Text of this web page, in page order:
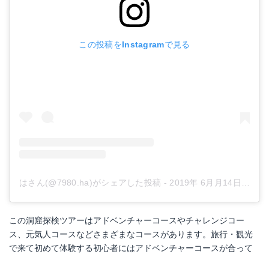
この投稿をInstagramで見る
はさん(@7980.ha)がシェアした投稿 - 2019年 6月月14日午後5時44分PDT
この洞窟探検ツアーはアドベンチャーコースやチャレンジコー
ス、元気人コースなどさまざまなコースがあります。旅行・観光
で来て初めて体験する初心者にはアドベンチャーコースが合って